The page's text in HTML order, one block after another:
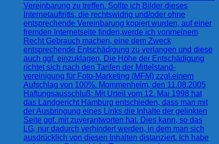
Vereinbarung zu treffen. Sollte ich Bilder dieses
Internetauftritts, die rechtswidrig und/oder ohne
entsprechende Vereinbarung kopiert wurden, auf einer
fremden Internetseite finden,werde ich vonmeinem
Recht Gebrauch machen, eine dem Zweck
entsprechende Entschädigung zu verlangen und diese
auch ggf. einzuklagen. Die Höhe der Entschädigung
richtet sich nach den Tarifen der Mittelstand-
vereinigung für Foto-Marketing (MFM) zzgl.einem
Aufschlag von 100%. Mommenheim, den 11.08.2005
Haftungsausschluß: Mit Urteil vom 12. Mai 1998 hat
das Landgericht Hamburg entschieden, dass man mit
der Ausbringung eines Links die Inhalte der gelinkten
Seite ggf. mit zuverantworten hat. Dies kann, so das
LG, nur dadurch verhindert werden, in dem man sich
ausdrücklich von diesen Inhalten distanziert. Ich habe